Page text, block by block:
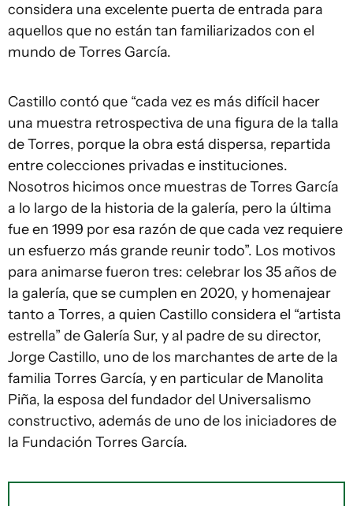
considera una excelente puerta de entrada para
aquellos que no están tan familiarizados con el
mundo de Torres García.
Castillo contó que “cada vez es más difícil hacer
una muestra retrospectiva de una figura de la talla
de Torres, porque la obra está dispersa, repartida
entre colecciones privadas e instituciones.
Nosotros hicimos once muestras de Torres García
a lo largo de la historia de la galería, pero la última
fue en 1999 por esa razón de que cada vez requiere
un esfuerzo más grande reunir todo”. Los motivos
para animarse fueron tres: celebrar los 35 años de
la galería, que se cumplen en 2020, y homenajear
tanto a Torres, a quien Castillo considera el “artista
estrella” de Galería Sur, y al padre de su director,
Jorge Castillo, uno de los marchantes de arte de la
familia Torres García, y en particular de Manolita
Piña, la esposa del fundador del Universalismo
constructivo, además de uno de los iniciadores de
la Fundación Torres García.